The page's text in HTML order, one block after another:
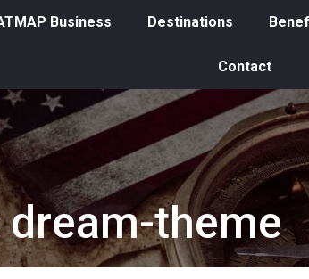
Business Destinations
Contact
dream-theme